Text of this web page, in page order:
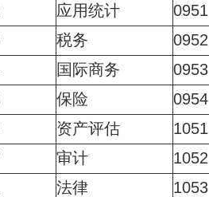
应用统计 0951
税务 0952
国际商务 0953
保险 0954
资产评估 1051
审计 1052
法律 1053